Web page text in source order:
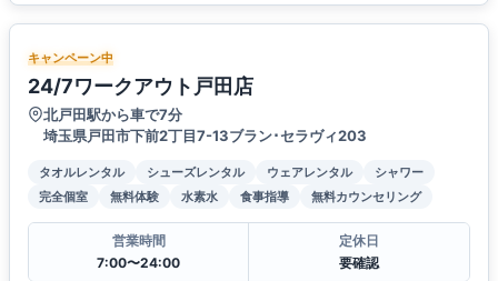
キャンペーン中
24/7ワークアウト戸田店
北戸田駅から車で7分
埼玉県戸田市下前2丁目7-13ブラン･セラヴィ203
タオルレンタル シューズレンタル ウェアレンタル
シャワー
完全個室
無料体験 水素水 食事指導 無料カウンセリング
営業時間
7:00〜24:00
定休日
要確認